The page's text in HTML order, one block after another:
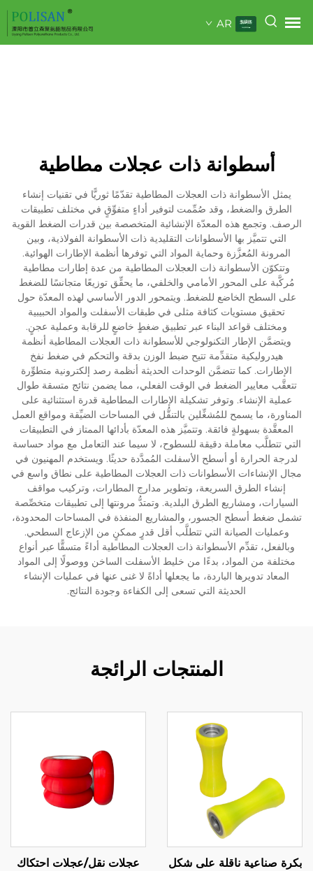
AR
أسطوانة ذات عجلات مطاطية
يمثل الأسطوانة ذات العجلات المطاطية تقدّمًا ثوريًّا في تقنيات إنشاء
الطرق والضغط، وقد صُمِّمت لتوفير أداءٍ متفوِّقٍ في مختلف تطبيقات
الرصف. وتجمع هذه المعدّة الإنشائية المتخصصة بين قدرات الضغط القوية
التي تتميَّز بها الأسطوانات التقليدية ذات الأسطوانة الفولاذية، وبين
المرونة المُعزَّزة وحماية المواد التي توفرها أنظمة الإطارات الهوائية.
وتتكوّن الأسطوانة ذات العجلات المطاطية من عدة إطارات مطاطية
مُركَّبة على المحور الأمامي والخلفي، ما يحقِّق توزيعًا متجانسًا للضغط
على السطح الخاضع للضغط. ويتمحور الدور الأساسي لهذه المعدّة حول
تحقيق مستويات كثافة مثلى في طبقات الأسفلت والمواد الحبيبية
ومختلف قواعد البناء عبر تطبيق ضغطٍ خاضعٍ للرقابة وعملية عجنٍ.
ويتضمَّن الإطار التكنولوجي للأسطوانة ذات العجلات المطاطية أنظمة
هيدروليكية متقدِّمة تتيح ضبط الوزن بدقة والتحكم في ضغط نفخ
الإطارات. كما تتضمَّن الوحدات الحديثة أنظمة رصد إلكترونية متطوِّرة
تتعقَّب معايير الضغط في الوقت الفعلي، مما يضمن نتائج متسقة طوال
عملية الإنشاء. وتوفر تشكيلة الإطارات المطاطية قدرة استثنائية على
المناورة، ما يسمح للمُشغِّلين بالتنقُّل في المساحات الضيِّقة ومواقع العمل
المعقَّدة بسهولةٍ فائقة. وتتميَّز هذه المعدّة بأدائها الممتاز في التطبيقات
التي تتطلَّب معاملة دقيقة للسطوح، لا سيما عند التعامل مع مواد حساسة
لدرجة الحرارة أو أسطح الأسفلت المُمدَّدة حديثًا. ويستخدم المهنيون في
مجال الإنشاءات الأسطوانات ذات العجلات المطاطية على نطاق واسع في
إنشاء الطرق السريعة، وتطوير مدارج المطارات، وتركيب مواقف
السيارات، ومشاريع الطرق البلدية. وتمتدُّ مرونتها إلى تطبيقات متخصِّصة
تشمل ضغط أسطح الجسور، والمشاريع المنفذة في المساحات المحدودة،
وعمليات الصيانة التي تتطلَّب أقل قدرٍ ممكنٍ من الإزعاج السطحي.
وبالفعل، تقدِّم الأسطوانة ذات العجلات المطاطية أداءً متسقًّا عبر أنواع
مختلفة من المواد، بدءًا من خليط الأسفلت الساخن ووصولًا إلى المواد
المعاد تدويرها الباردة، ما يجعلها أداةً لا غنى عنها في عمليات الإنشاء
الحديثة التي تسعى إلى الكفاءة وجودة النتائج.
المنتجات الرائجة
بكرة صناعية ناقلة على شكل
عجلات نقل/عجلات احتكاك